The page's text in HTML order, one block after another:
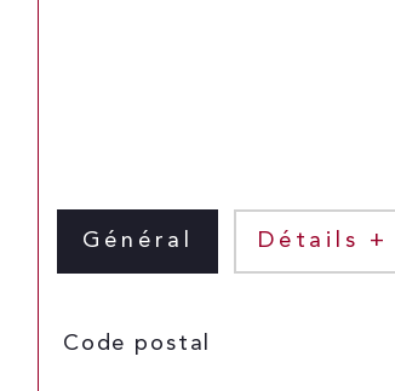
Général Détails +
TRAD_SIROCCO_Caracteristique
Code postal